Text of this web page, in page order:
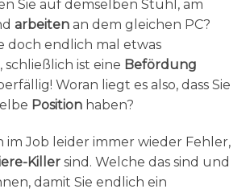
Sie auf demselben Stuhl, am
arbeiten an dem gleichen PC?
doch endlich mal etwas
ist eine Befördung
Woran liegt es also, dass Sie
Position haben?
im Job leider immer wieder Fehler,
Killer sind. Welche das sind und
damit Sie endlich ein